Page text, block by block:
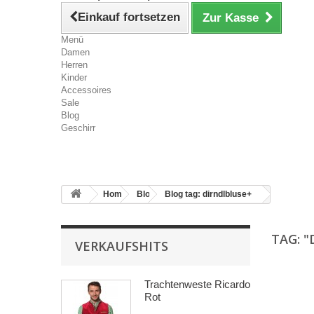
Einkauf fortsetzen Zur Kasse
Menü
Damen
Herren
Kinder
Accessoires
Sale
Blog
Geschirr
Home Blog Blog tag: dirndlbluse+
VERKAUFSHITS
Trachtenweste Ricardo
Rot
TAG: